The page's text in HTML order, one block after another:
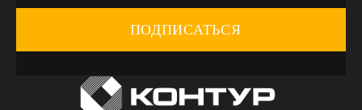
ПОДПИСАТЬСЯ